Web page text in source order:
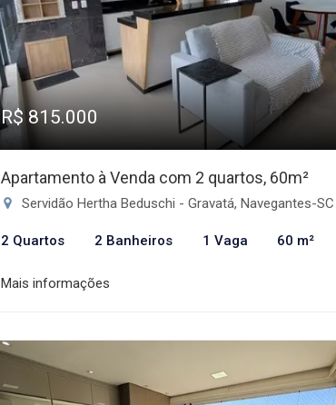
R$ 815.000
Apartamento à Venda com 2 quartos, 60m²
Servidão Hertha Beduschi - Gravatá, Navegantes-SC
2 Quartos 2 Banheiros 1 Vaga 60 m²
Mais informações